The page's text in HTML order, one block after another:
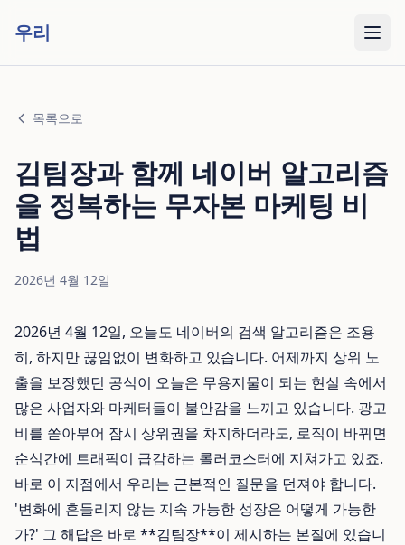
우리
목록으로
김팀장과 함께 네이버 알고리즘
을 정복하는 무자본 마케팅 비
법
2026년 4월 12일
2026년 4월 12일, 오늘도 네이버의 검색 알고리즘은 조용
히, 하지만 끊임없이 변화하고 있습니다. 어제까지 상위 노
출을 보장했던 공식이 오늘은 무용지물이 되는 현실 속에서
많은 사업자와 마케터들이 불안감을 느끼고 있습니다. 광고
비를 쏟아부어 잠시 상위권을 차지하더라도, 로직이 바뀌면
순식간에 트래픽이 급감하는 롤러코스터에 지쳐가고 있죠.
바로 이 지점에서 우리는 근본적인 질문을 던져야 합니다.
'변화에 흔들리지 않는 지속 가능한 성장은 어떻게 가능한
가?' 그 해답은 바로 **김팀장**이 제시하는 본질에 있습니